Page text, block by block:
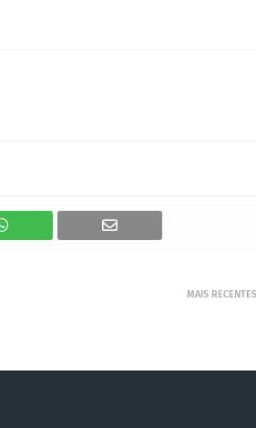
MAIS RECENTES